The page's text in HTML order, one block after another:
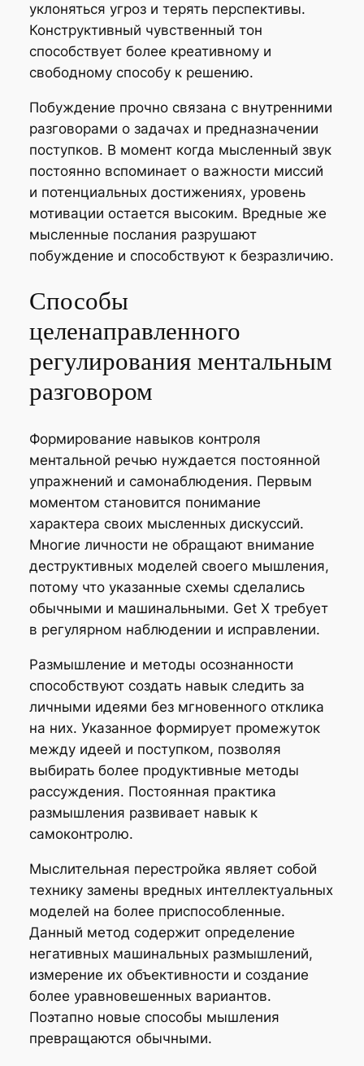
уклоняться угроз и терять перспективы.
Конструктивный чувственный тон
способствует более креативному и
свободному способу к решению.
Побуждение прочно связана с внутренними
разговорами о задачах и предназначении
поступков. В момент когда мысленный звук
постоянно вспоминает о важности миссий
и потенциальных достижениях, уровень
мотивации остается высоким. Вредные же
мысленные послания разрушают
побуждение и способствуют к безразличию.
Способы
целенаправленного
регулирования ментальным
разговором
Формирование навыков контроля
ментальной речью нуждается постоянной
упражнений и самонаблюдения. Первым
моментом становится понимание
характера своих мысленных дискуссий.
Многие личности не обращают внимание
деструктивных моделей своего мышления,
потому что указанные схемы сделались
обычными и машинальными. Get X требует
в регулярном наблюдении и исправлении.
Размышление и методы осознанности
способствуют создать навык следить за
личными идеями без мгновенного отклика
на них. Указанное формирует промежуток
между идеей и поступком, позволяя
выбирать более продуктивные методы
рассуждения. Постоянная практика
размышления развивает навык к
самоконтролю.
Мыслительная перестройка являет собой
технику замены вредных интеллектуальных
моделей на более приспособленные.
Данный метод содержит определение
негативных машинальных размышлений,
измерение их объективности и создание
более уравновешенных вариантов.
Поэтапно новые способы мышления
превращаются обычными.